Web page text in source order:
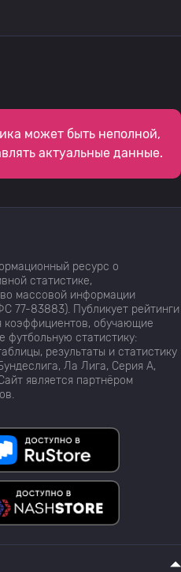
может быть неполной,
актуальные данные.
ресурс о
статистике,
массовой информации
77-83883). Публикует рейтинги
коэффициентов, обучающие
футбольную статистику:
результаты и статистику
Ла Лига, Серия А,
является партнёром